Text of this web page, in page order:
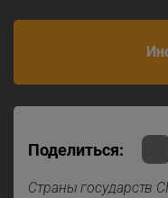
Поделиться:
Страны государств